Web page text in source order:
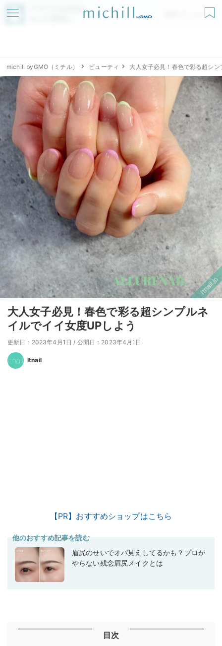
アプリでmichillが
無料ダウンロード
michill byGMO（ミチル） ビューティ 大人女子必見！春色で彩る超シ
大人女子必見！春色で彩る超シンプルネ
イルでイイ女度UPしよう
更新日：2023年4月1日 / 公開日：2023年4月1日
Itnail
【PR】おすすめショップはこちら
他のおすすめ記事を読む
眉尻のせいでオバ見えしてるかも？プロが
やらない残念眉尻メイクとは
目次